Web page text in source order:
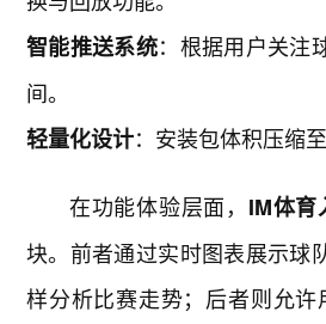
智能推送系统：根据用户关注
间。
轻量化设计：安装包体积压缩
在功能体验层面， IM体育
块。前者通过实时图表展示球
样分析比赛走势；后者则允